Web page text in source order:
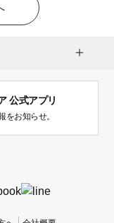
公式アプリ
をお知らせ。